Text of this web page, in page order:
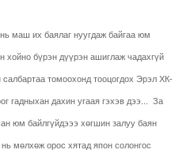
маш их баялаг нуугдаж байгаа юм
хойно бүрэн дүүрэн ашиглаж чадахгүй
томоохонд тооцогдох Эрэл ХК-
гадныхан дахин угаая гэхэв дээ... За
юм байлгүйдэээ хөгшин залуу баян
мөлхөж орос хятад япон солонгос